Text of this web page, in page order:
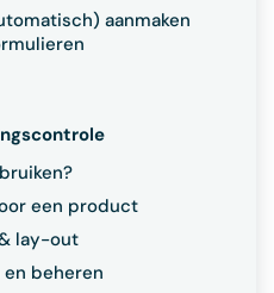
aanmaken
een product
lay-out
beheren